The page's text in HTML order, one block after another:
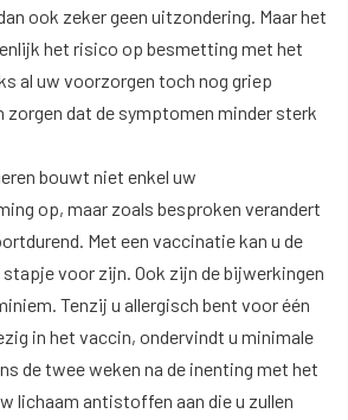
ook zeker geen uitzondering. Maar het
het risico op besmetting met het
al uw voorzorgen toch nog griep
zorgen dat de symptomen minder sterk
bouwt niet enkel uw
op, maar zoals besproken verandert
Met een vaccinatie kan u de
voor zijn. Ook zijn de bijwerkingen
Tenzij u allergisch bent voor één
in het vaccin, ondervindt u minimale
de twee weken na de inenting met het
lichaam antistoffen aan die u zullen